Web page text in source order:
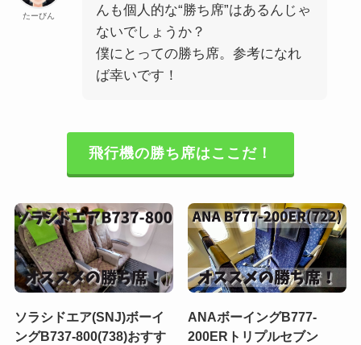
たーびん
んも個人的な“勝ち席”はあるんじゃ
ないでしょうか？
僕にとっての勝ち席。参考になれ
ば幸いです！
飛行機の勝ち席はここだ！
ソラシドエア(SNJ)ボーイ
ングB737-800(738)おすす
ANAボーイングB777-
200ERトリプルセブン